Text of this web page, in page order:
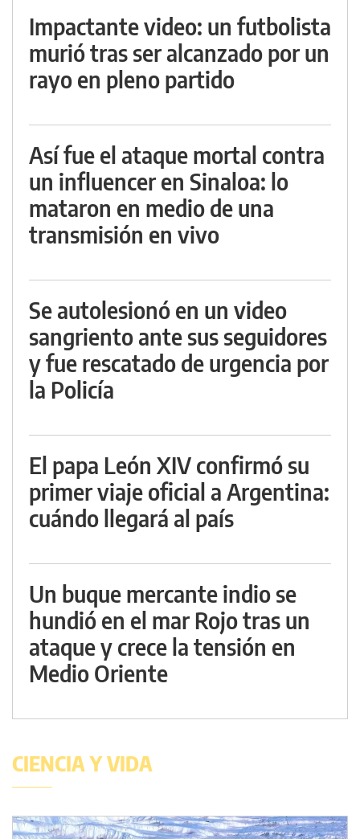
Impactante video: un futbolista
murió tras ser alcanzado por un
rayo en pleno partido
Así fue el ataque mortal contra
un influencer en Sinaloa: lo
mataron en medio de una
transmisión en vivo
Se autolesionó en un video
sangriento ante sus seguidores
y fue rescatado de urgencia por
la Policía
El papa León XIV confirmó su
primer viaje oficial a Argentina:
cuándo llegará al país
Un buque mercante indio se
hundió en el mar Rojo tras un
ataque y crece la tensión en
Medio Oriente
CIENCIA Y VIDA